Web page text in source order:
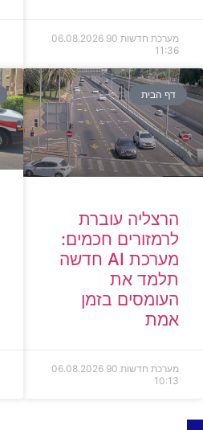
מערכת חדשות 90
06.08.2026
11:36
דף הבית
הרצליה עוברת
לרמזורים חכמים:
מערכת AI חדשה
תלמד את
העומסים בזמן
אמת
מערכת חדשות 90
06.08.2026
10:13